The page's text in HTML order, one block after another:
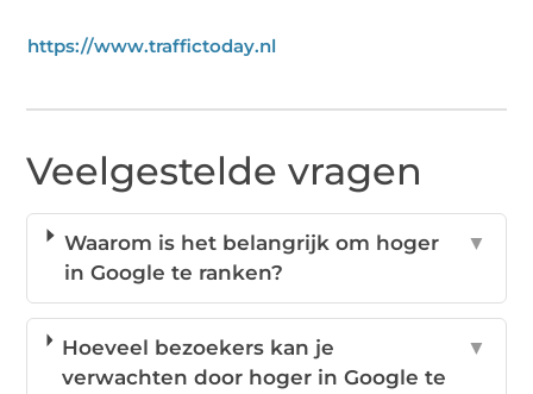
https://www.traffictoday.nl
Veelgestelde vragen
Waarom is het belangrijk om hoger
in Google te ranken?
▼
Hoeveel bezoekers kan je
verwachten door hoger in Google te
▼